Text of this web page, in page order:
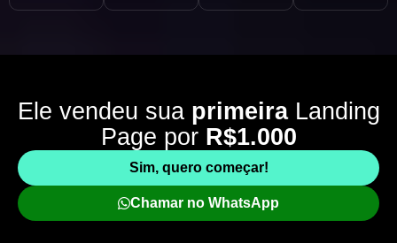
Ele vendeu sua primeira Landing
Page por R$1.000
Sim, quero começar!
Chamar no WhatsApp